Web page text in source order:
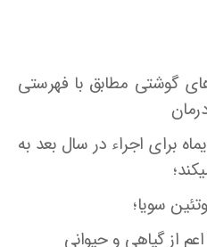
گوشتی مطابق با فهرستی
برای اجراء در سال بعد به